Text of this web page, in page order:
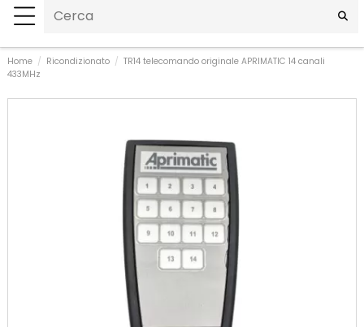
Home Ricondizionato
TR14 telecomando originale APRIMATIC 14 canali
433MHz